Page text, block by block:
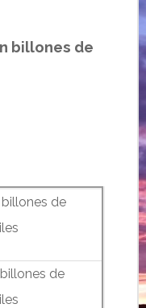
billones de
de
de